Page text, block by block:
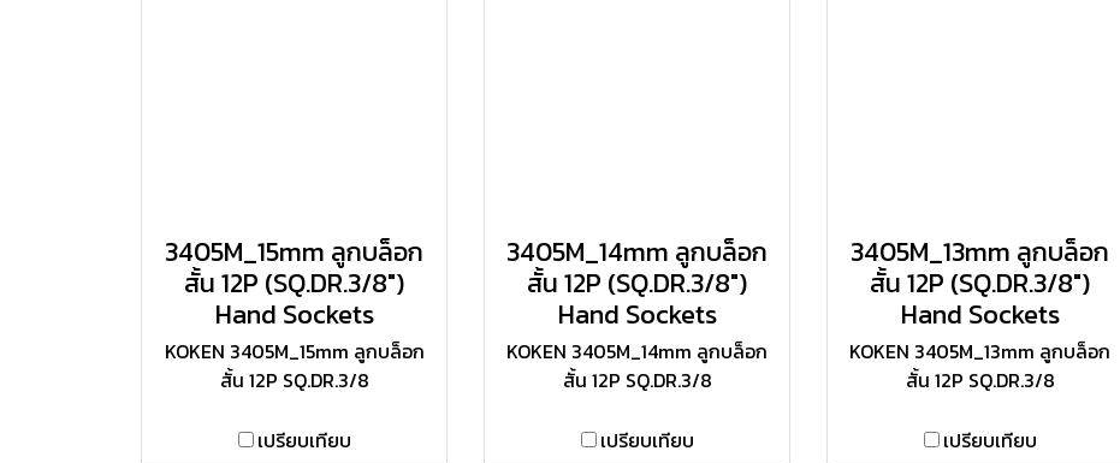
3405M_15mm ลูกบล็อก
สั้น 12P (SQ.DR.3/8")
Hand Sockets
KOKEN 3405M_15mm ลูกบล็อก
สั้น 12P SQ.DR.3/8
เปรียบเทียบ
3405M_14mm ลูกบล็อก
สั้น 12P (SQ.DR.3/8")
Hand Sockets
KOKEN 3405M_14mm ลูกบล็อก
สั้น 12P SQ.DR.3/8
เปรียบเทียบ
3405M_13mm ลูกบล็อก
สั้น 12P (SQ.DR.3/8")
Hand Sockets
KOKEN 3405M_13mm ลูกบล็อก
สั้น 12P SQ.DR.3/8
เปรียบเทียบ